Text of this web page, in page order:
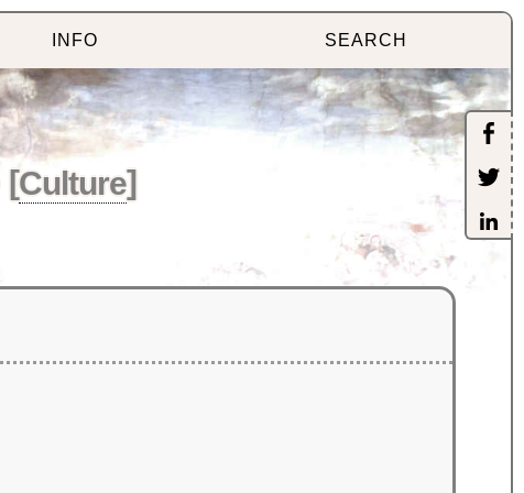
INFO SEARCH
[Culture]